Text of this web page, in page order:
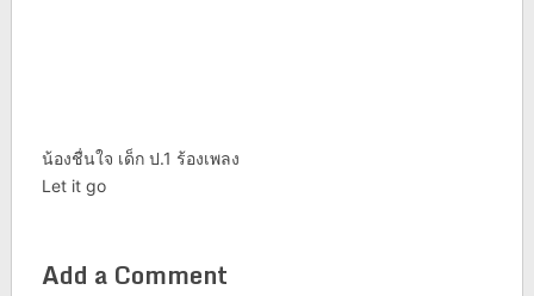
น้องชื่นใจ เด็ก ป.1 ร้องเพลง
Let it go
Add a Comment